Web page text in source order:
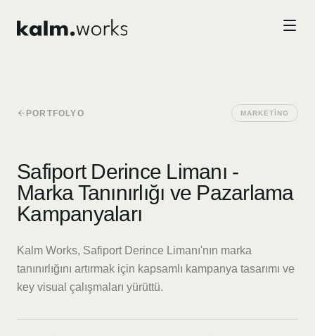
PORTFOLYO MARKETING
Safiport Derince Limanı -
Marka Tanınırlığı ve Pazarlama
Kampanyaları
Kalm Works, Safiport Derince Limanı'nın marka
tanınırlığını artırmak için kapsamlı kampanya tasarımı ve
key visual çalışmaları yürüttü.